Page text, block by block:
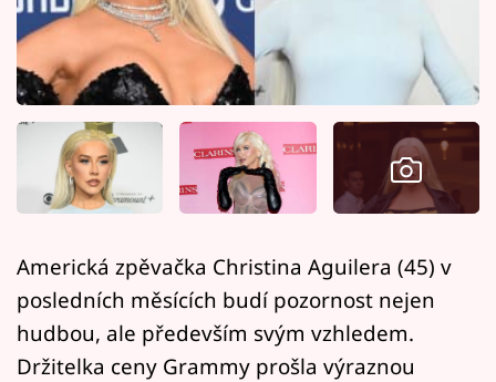
Sledujte prima+
Filmový festival Karlovy Vary
Pořady
Mámy sobě
Sledujte nás
Americká zpěvačka Christina Aguilera (45) v
posledních měsících budí pozornost nejen
hudbou, ale především svým vzhledem.
Držitelka ceny Grammy prošla výraznou